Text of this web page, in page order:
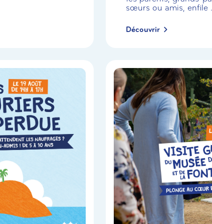
sœurs ou amis, enfile
Découvrir